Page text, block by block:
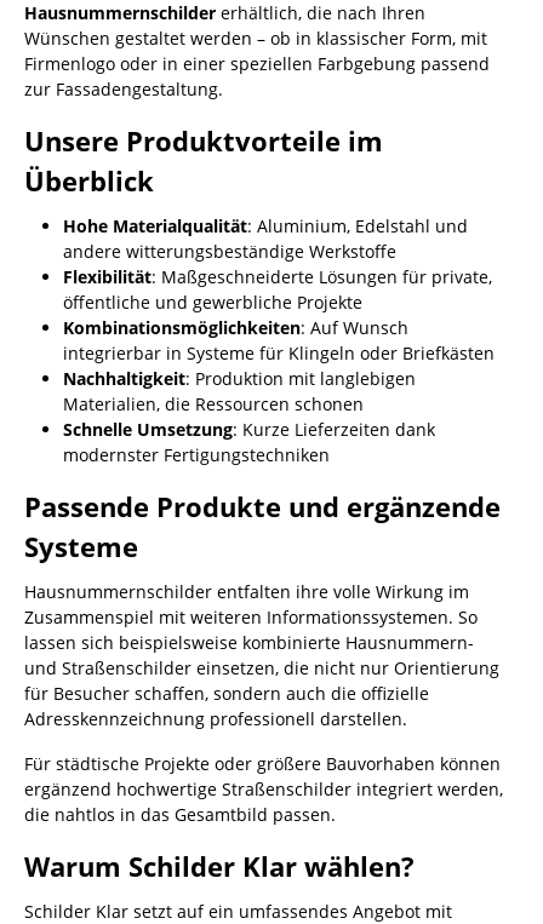
Hausnummernschilder erhältlich, die nach Ihren
Wünschen gestaltet werden – ob in klassischer Form, mit
Firmenlogo oder in einer speziellen Farbgebung passend
zur Fassadengestaltung.
Unsere Produktvorteile im
Überblick
Hohe Materialqualität: Aluminium, Edelstahl und
andere witterungsbeständige Werkstoffe
Flexibilität: Maßgeschneiderte Lösungen für private,
öffentliche und gewerbliche Projekte
Kombinationsmöglichkeiten: Auf Wunsch
integrierbar in Systeme für Klingeln oder Briefkästen
Nachhaltigkeit: Produktion mit langlebigen
Materialien, die Ressourcen schonen
Schnelle Umsetzung: Kurze Lieferzeiten dank
modernster Fertigungstechniken
Passende Produkte und ergänzende
Systeme
Hausnummernschilder entfalten ihre volle Wirkung im
Zusammenspiel mit weiteren Informationssystemen. So
lassen sich beispielsweise kombinierte Hausnummern-
und Straßenschilder einsetzen, die nicht nur Orientierung
für Besucher schaffen, sondern auch die offizielle
Adresskennzeichnung professionell darstellen.
Für städtische Projekte oder größere Bauvorhaben können
ergänzend hochwertige Straßenschilder integriert werden,
die nahtlos in das Gesamtbild passen.
Warum Schilder Klar wählen?
Schilder Klar setzt auf ein umfassendes Angebot mit